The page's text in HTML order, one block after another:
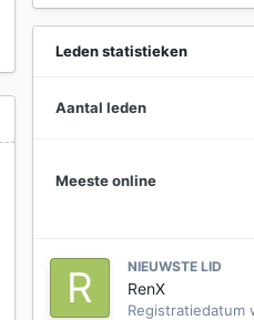
Leden statistieken
Aantal leden
Meeste online
NIEUWSTE LID
RenX
Registratiedatum